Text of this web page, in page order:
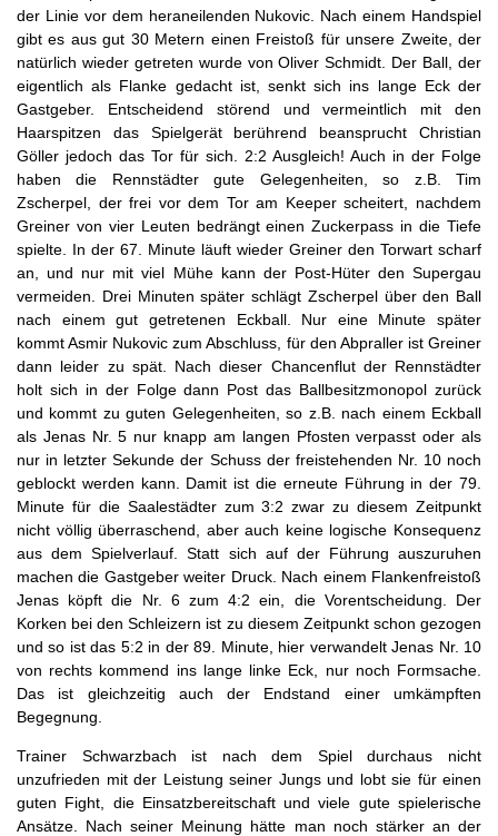
der Linie vor dem heraneilenden Nukovic. Nach einem Handspiel
gibt es aus gut 30 Metern einen Freistoß für unsere Zweite, der
natürlich wieder getreten wurde von Oliver Schmidt. Der Ball, der
eigentlich als Flanke gedacht ist, senkt sich ins lange Eck der
Gastgeber. Entscheidend störend und vermeintlich mit den
Haarspitzen das Spielgerät berührend beansprucht Christian
Göller jedoch das Tor für sich. 2:2 Ausgleich! Auch in der Folge
haben die Rennstädter gute Gelegenheiten, so z.B. Tim
Zscherpel, der frei vor dem Tor am Keeper scheitert, nachdem
Greiner von vier Leuten bedrängt einen Zuckerpass in die Tiefe
spielte. In der 67. Minute läuft wieder Greiner den Torwart scharf
an, und nur mit viel Mühe kann der Post-Hüter den Supergau
vermeiden. Drei Minuten später schlägt Zscherpel über den Ball
nach einem gut getretenen Eckball. Nur eine Minute später
kommt Asmir Nukovic zum Abschluss, für den Abpraller ist Greiner
dann leider zu spät. Nach dieser Chancenflut der Rennstädter
holt sich in der Folge dann Post das Ballbesitzmonopol zurück
und kommt zu guten Gelegenheiten, so z.B. nach einem Eckball
als Jenas Nr. 5 nur knapp am langen Pfosten verpasst oder als
nur in letzter Sekunde der Schuss der freistehenden Nr. 10 noch
geblockt werden kann. Damit ist die erneute Führung in der 79.
Minute für die Saalestädter zum 3:2 zwar zu diesem Zeitpunkt
nicht völlig überraschend, aber auch keine logische Konsequenz
aus dem Spielverlauf. Statt sich auf der Führung auszuruhen
machen die Gastgeber weiter Druck. Nach einem Flankenfreistoß
Jenas köpft die Nr. 6 zum 4:2 ein, die Vorentscheidung. Der
Korken bei den Schleizern ist zu diesem Zeitpunkt schon gezogen
und so ist das 5:2 in der 89. Minute, hier verwandelt Jenas Nr. 10
von rechts kommend ins lange linke Eck, nur noch Formsache.
Das ist gleichzeitig auch der Endstand einer umkämpften
Begegnung.
Trainer Schwarzbach ist nach dem Spiel durchaus nicht
unzufrieden mit der Leistung seiner Jungs und lobt sie für einen
guten Fight, die Einsatzbereitschaft und viele gute spielerische
Ansätze. Nach seiner Meinung hätte man noch stärker an der